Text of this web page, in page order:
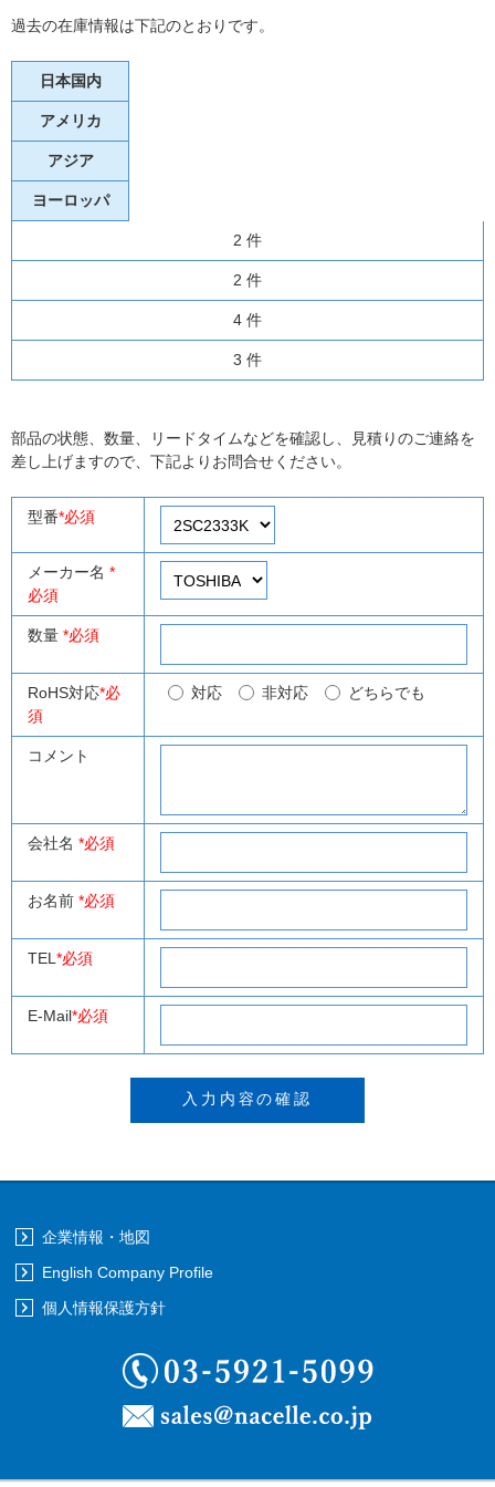
過去の在庫情報は下記のとおりです。
日本国内
アメリカ
アジア
ヨーロッパ
2 件
2 件
4 件
3 件
部品の状態、数量、リードタイムなどを確認し、見積りのご連絡を
差し上げますので、下記よりお問合せください。
型番*必須
メーカー名 *
必須
数量 *必須
RoHS対応*必
須
対応 非対応 どちらでも
コメント
会社名 *必須
お名前 *必須
TEL *必須
E-Mail*必須
企業情報・地図
English Company Profile
個人情報保護方針